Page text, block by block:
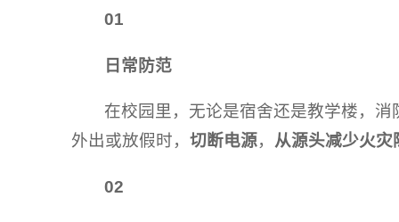
01
日常防范
在校园里，无论是宿舍还是教学楼，
外出或放假时， 切断电源， 从源头减少火灾
02